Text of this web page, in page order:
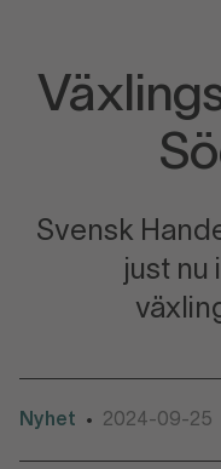
Svensk
just nu
Nyhet • 2024-09-25